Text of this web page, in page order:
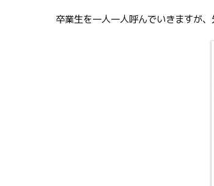
卒業生を一人一人呼んでいきますが